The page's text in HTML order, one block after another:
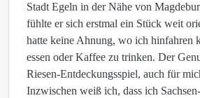
Stadt Egeln in der Nähe von
fühlte er sich erstmal ein Stück weit
hatte keine Ahnung, wo ich hinfahren
essen oder Kaffee zu trinken. Der
Riesen-Entdeckungsspiel, auch für
Inzwischen weiß ich, dass ich